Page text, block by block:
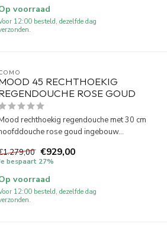
voorraad
12:00 besteld, dezelfde dag
45 RECHTHOEKIG
ROSE GOUD
rechthoekig regendouche met 30 cm
rose goud ingebouw...
€929,00
bespaart 27%
voorraad
12:00 besteld, dezelfde dag